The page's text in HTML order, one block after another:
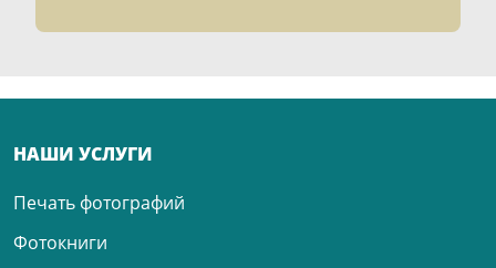
НАШИ УСЛУГИ
Печать фотографий
Фотокниги